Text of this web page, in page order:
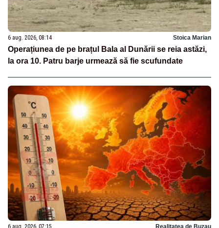
6 aug. 2026, 08:14 Stoica Marian
Operațiunea de pe brațul Bala al Dunării se reia astăzi,
la ora 10. Patru barje urmează să fie scufundate